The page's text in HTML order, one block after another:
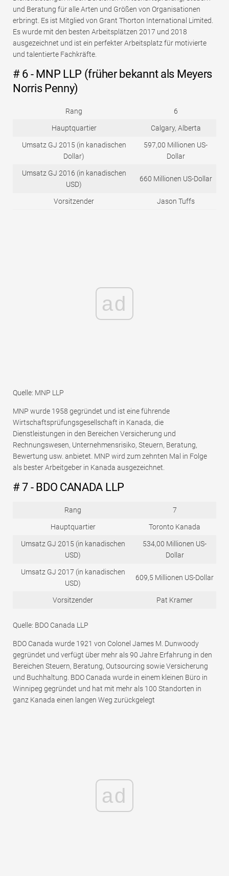
und Beratung für alle Arten und Größen von Organisationen
erbringt. Es ist Mitglied von Grant Thorton International Limited.
Es wurde mit den besten Arbeitsplätzen 2017 und 2018
ausgezeichnet und ist ein perfekter Arbeitsplatz für motivierte
und talentierte Fachkräfte.
# 6 - MNP LLP (früher bekannt als Meyers
Norris Penny)
Rang 6
Hauptquartier Calgary, Alberta
Umsatz GJ 2015 (in kanadischen
Dollar)
597,00 Millionen US-
Dollar
Umsatz GJ 2016 (in kanadischen
USD)
660 Millionen US-Dollar
Vorsitzender Jason Tuffs
ad
Quelle: MNP LLP
MNP wurde 1958 gegründet und ist eine führende
Wirtschaftsprüfungsgesellschaft in Kanada, die
Dienstleistungen in den Bereichen Versicherung und
Rechnungswesen, Unternehmensrisiko, Steuern, Beratung,
Bewertung usw. anbietet. MNP wird zum zehnten Mal in Folge
als bester Arbeitgeber in Kanada ausgezeichnet.
# 7 - BDO CANADA LLP
Rang 7
Hauptquartier Toronto Kanada
Umsatz GJ 2015 (in kanadischen
USD)
534,00 Millionen US-
Dollar
Umsatz GJ 2017 (in kanadischen
USD)
609,5 Millionen US-Dollar
Vorsitzender Pat Kramer
Quelle: BDO Canada LLP
BDO Canada wurde 1921 von Colonel James M. Dunwoody
gegründet und verfügt über mehr als 90 Jahre Erfahrung in den
Bereichen Steuern, Beratung, Outsourcing sowie Versicherung
und Buchhaltung. BDO Canada wurde in einem kleinen Büro in
Winnipeg gegründet und hat mit mehr als 100 Standorten in
ganz Kanada einen langen Weg zurückgelegt
ad